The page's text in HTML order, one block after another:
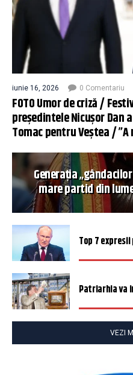
iunie 16, 2026 0 Comentariu
FOTO Umor de criză /
președintele Nicușor Dan
Tomac pentru Veștea /
Generația
mare partid din
Top 7
Patriarhia va
VEZI